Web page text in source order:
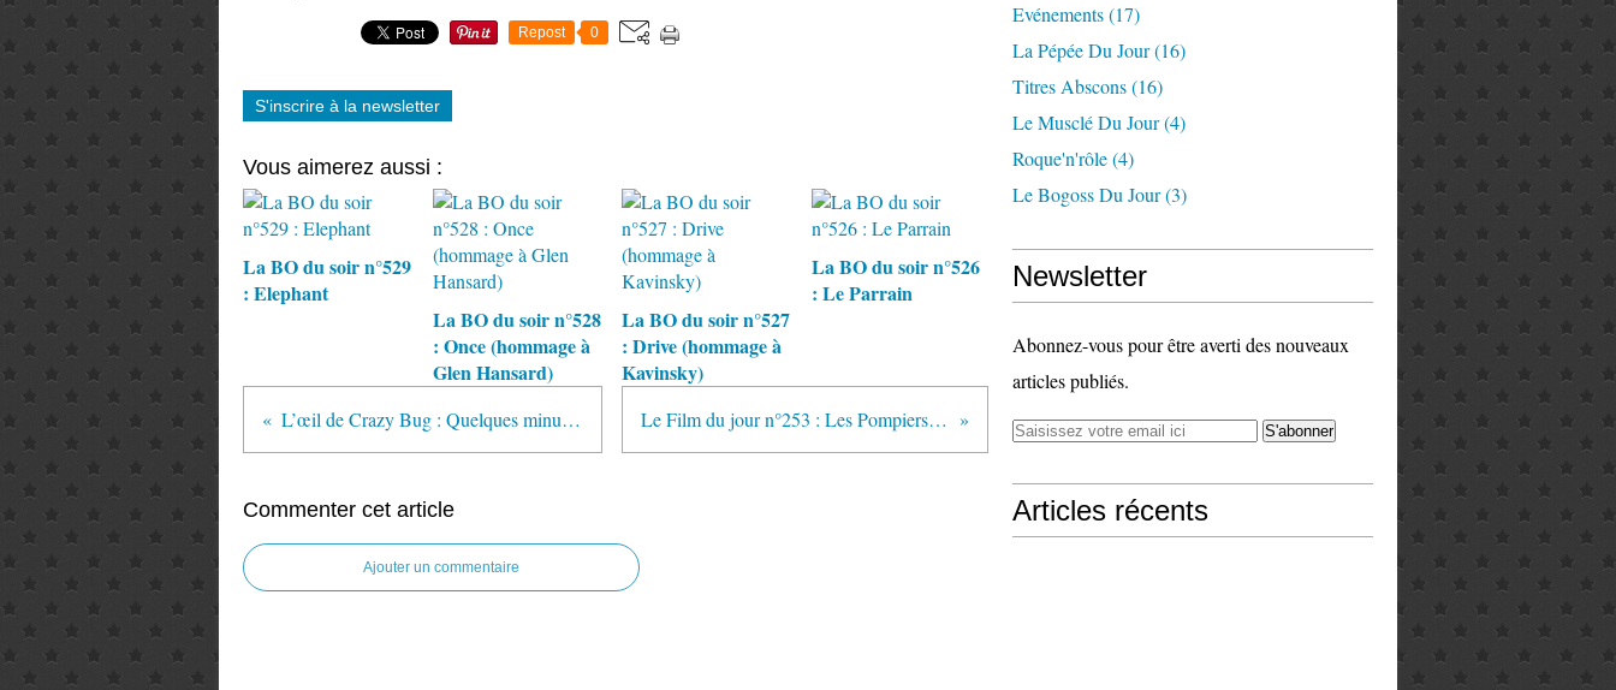
Repost 0
S'inscrire à la newsletter
Vous aimerez aussi :
La BO du soir n°529
: Elephant
La BO du soir n°528
: Once (hommage à
Glen Hansard)
La BO du soir n°527
: Drive (hommage à
Kavinsky)
La BO du soir n°526
: Le Parrain
L’œil de Crazy Bug : Quelques minutes après minuit Le Film du jour n°253 : Les Pompiers chez les pin-up
Commenter cet article
Ajouter un commentaire
Evénements(17)
La Pépée Du Jour(16)
Titres Abscons(16)
Le Musclé Du Jour(4)
Roque'n'rôle(4)
Le Bogoss Du Jour(3)
Newsletter
Abonnez-vous pour être averti des nouveaux
articles publiés.
Articles récents